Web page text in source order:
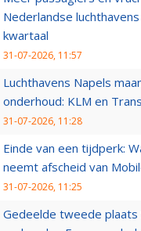
Nederlandse
kwartaal
31-07-2026, 11:57
Luchthavens Napels
onderhoud: KLM en
31-07-2026, 11:28
Einde van een tijdperk:
neemt afscheid van
31-07-2026, 11:25
Gedeelde tweede plaats